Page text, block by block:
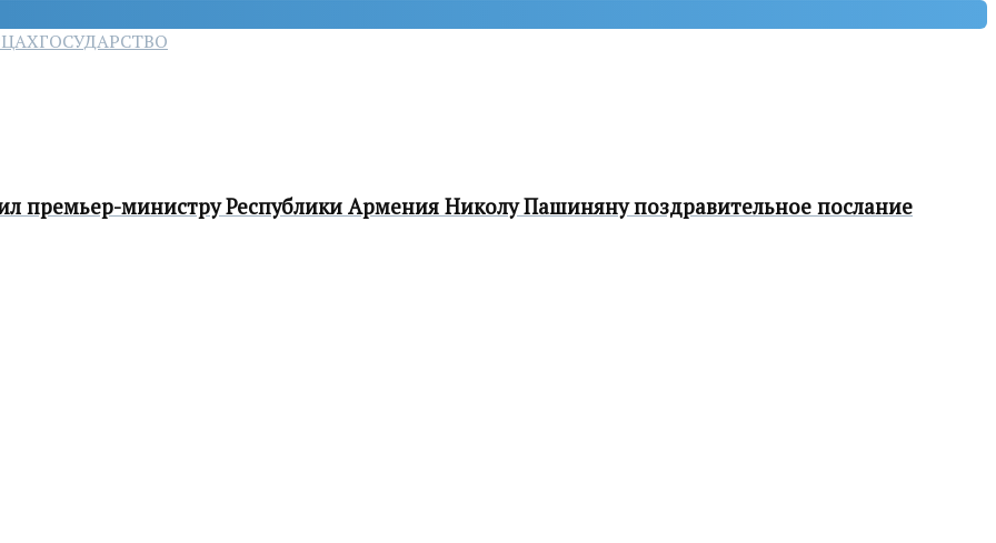
ГОСУДАРСТВО
премьер-министру Республики Армения Николу Пашиняну поздравительное послание